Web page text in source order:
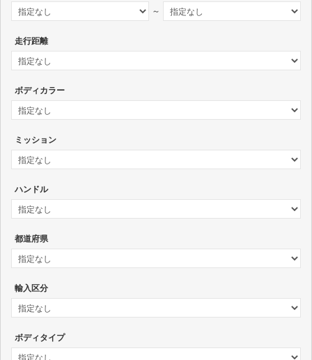
～
走行距離
ボディカラー
ミッション
ハンドル
都道府県
輸入区分
ボディタイプ